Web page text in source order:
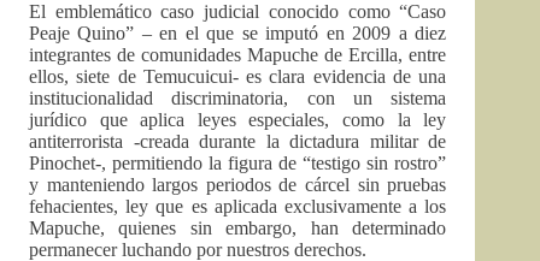
El emblemático caso judicial conocido como “Caso
Peaje Quino” – en el que se imputó en 2009 a diez
integrantes de comunidades Mapuche de Ercilla, entre
ellos, siete de Temucuicui- es clara evidencia de una
institucionalidad discriminatoria, con un sistema
jurídico que aplica leyes especiales, como la ley
antiterrorista -creada durante la dictadura militar de
Pinochet-, permitiendo la figura de “testigo sin rostro”
y manteniendo largos periodos de cárcel sin pruebas
fehacientes, ley que es aplicada exclusivamente a los
Mapuche, quienes sin embargo, han determinado
permanecer luchando por nuestros derechos.